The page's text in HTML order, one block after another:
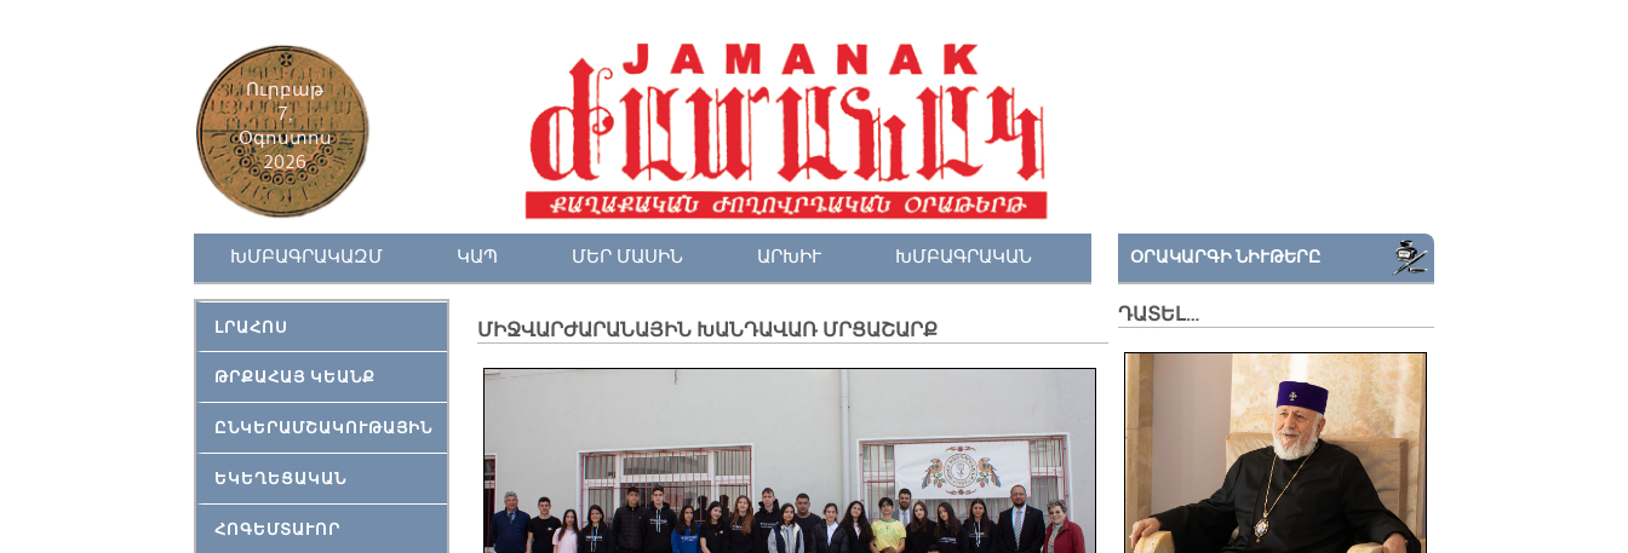
Ուրբաթ
7,
Օգոստոս
2026
ԽՄԲԱԳՐԱԿԱԶՄ ԿԱՊ ՄԵՐ ՄԱՍԻՆ ԱՐԽԻՒ ԽՄԲԱԳՐԱԿԱՆ
ԼՐԱՀՈՍ
ԹՐՔԱՀԱՅ ԿԵԱՆՔ
ԸՆԿԵՐԱՄՇԱԿՈՒԹԱՅԻՆ
ԵԿԵՂԵՑԱԿԱՆ
ՀՈԳԵՄՏԱՒՈՐ
ՄԻՋՎԱՐԺԱՐԱՆԱՅԻՆ ԽԱՆԴԱՎԱՌ ՄՐՑԱՇԱՐՔ
ՕՐԱԿԱՐԳԻ ՆԻՒԹԵՐԸ
ԴԱՏԵԼ…